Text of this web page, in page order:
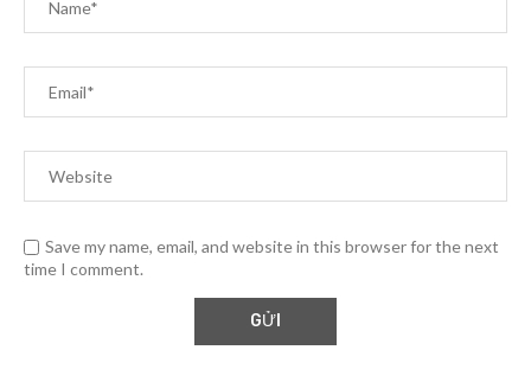
Save my name, email, and website in this browser for the next
time I comment.